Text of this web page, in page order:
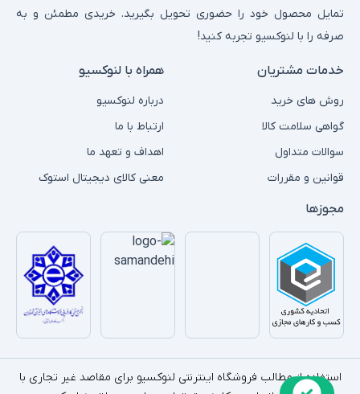
تمایل محصول خود را حضوری تحویل بگیرید. خریدی مطمئن و به
صرفه را با لنوکسیو تجربه کنید!
خدمات مشتریان
روش های خرید
گواهی سلامت کالا
سوالات متداول
قوانین و مقررات
همراه با لنوکسیو
درباره لنوکسیو
ارتباط با ما
اهداف و تعهد ما
معنی کالای دیجیتال استوک
مجوزها
استفاده از مطالب فروشگاه اینترنتی لنوکسیو برای مقاصد غیر تجاری با